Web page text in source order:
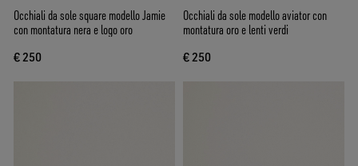
Occhiali da sole square modello Jamie
con montatura nera e logo oro
€ 250
Occhiali da sole modello aviator con
montatura oro e lenti verdi
€ 250